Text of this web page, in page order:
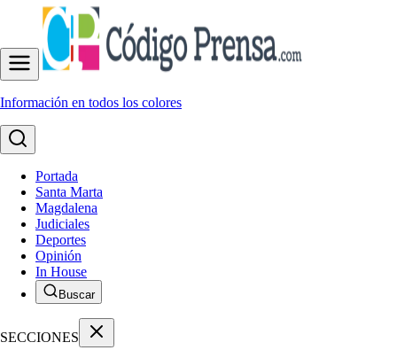
Información en todos los colores
Portada
Santa Marta
Magdalena
Judiciales
Deportes
Opinión
In House
Buscar
SECCIONES